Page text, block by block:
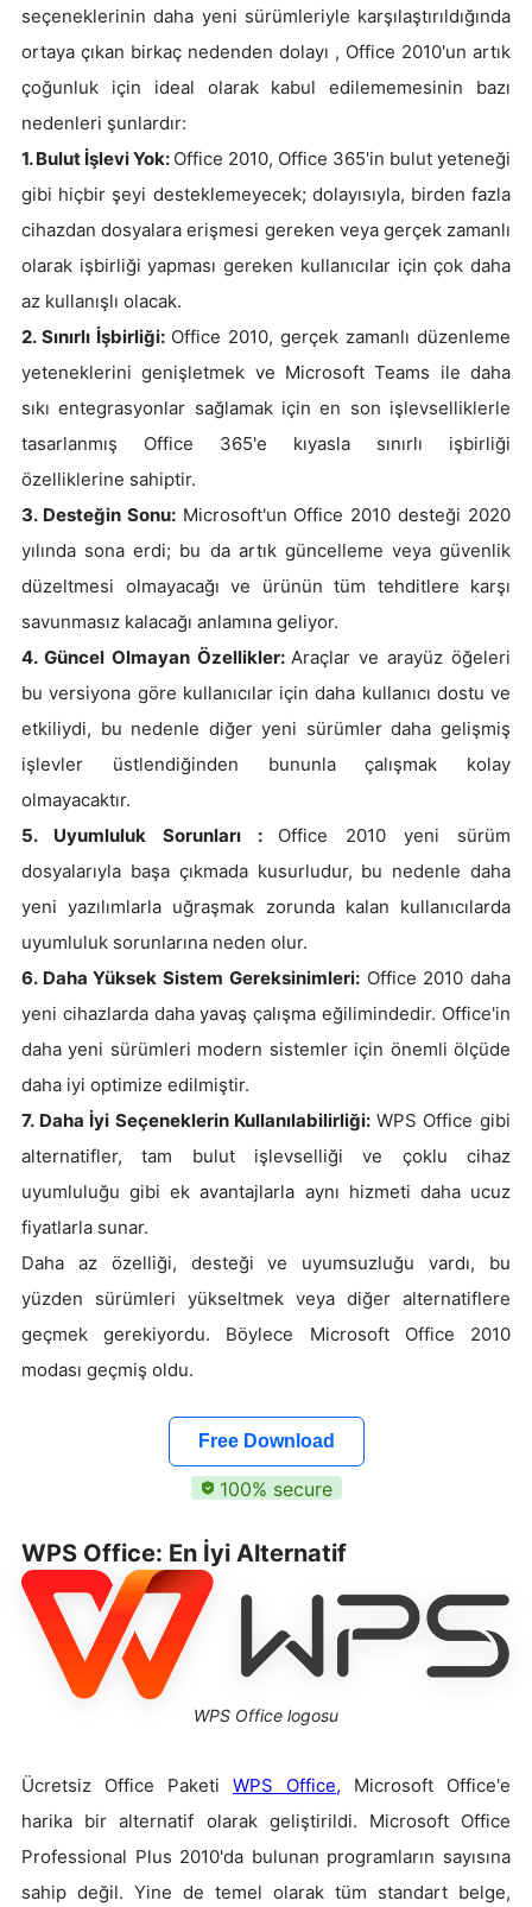
seçeneklerinin daha yeni sürümleriyle karşılaştırıldığında
ortaya çıkan birkaç nedenden dolayı , Office 2010'un artık
çoğunluk için ideal olarak kabul edilememesinin bazı
nedenleri şunlardır:
1. Bulut İşlevi Yok: Office 2010, Office 365'in bulut yeteneği
gibi hiçbir şeyi desteklemeyecek; dolayısıyla, birden fazla
cihazdan dosyalara erişmesi gereken veya gerçek zamanlı
olarak işbirliği yapması gereken kullanıcılar için çok daha
az kullanışlı olacak.
2. Sınırlı İşbirliği: Office 2010, gerçek zamanlı düzenleme
yeteneklerini genişletmek ve Microsoft Teams ile daha
sıkı entegrasyonlar sağlamak için en son işlevselliklerle
tasarlanmış Office 365'e kıyasla sınırlı işbirliği
özelliklerine sahiptir.
3. Desteğin Sonu:Microsoft'un Office 2010 desteği 2020
yılında sona erdi; bu da artık güncelleme veya güvenlik
düzeltmesi olmayacağı ve ürünün tüm tehditlere karşı
savunmasız kalacağı anlamına geliyor.
4. Güncel Olmayan Özellikler:Araçlar ve arayüz öğeleri
bu versiyona göre kullanıcılar için daha kullanıcı dostu ve
etkiliydi, bu nedenle diğer yeni sürümler daha gelişmiş
işlevler üstlendiğinden bununla çalışmak kolay
olmayacaktır.
5. Uyumluluk Sorunları : Office 2010 yeni sürüm
dosyalarıyla başa çıkmada kusurludur, bu nedenle daha
yeni yazılımlarla uğraşmak zorunda kalan kullanıcılarda
uyumluluk sorunlarına neden olur.
6. Daha Yüksek Sistem Gereksinimleri:Office 2010 daha
yeni cihazlarda daha yavaş çalışma eğilimindedir. Office'in
daha yeni sürümleri modern sistemler için önemli ölçüde
daha iyi optimize edilmiştir.
7. Daha İyi Seçeneklerin Kullanılabilirliği: WPS Office gibi
alternatifler, tam bulut işlevselliği ve çoklu cihaz
uyumluluğu gibi ek avantajlarla aynı hizmeti daha ucuz
fiyatlarla sunar.
Daha az özelliği, desteği ve uyumsuzluğu vardı, bu
yüzden sürümleri yükseltmek veya diğer alternatiflere
geçmek gerekiyordu. Böylece Microsoft Office 2010
modası geçmiş oldu.
Free Download
100% secure
WPS Office: En İyi Alternatif
WPS Office logosu
Ücretsiz Office Paketi WPS Office, Microsoft Office'e
harika bir alternatif olarak geliştirildi. Microsoft Office
Professional Plus 2010'da bulunan programların sayısına
sahip değil. Yine de temel olarak tüm standart belge,